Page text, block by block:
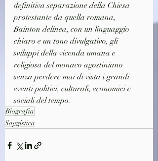
definitiva separazione della Chiesa
protestante da quella romana,
Bainton delinea, con un linguaggio
chiaro e un tono divulgativo, gli
sviluppi della vicenda umana e
religiosa del monaco agostiniano
senza perdere mai di vista i grandi
eventi politici, culturali, economici e
sociali del tempo.
Biografia
Saggistica